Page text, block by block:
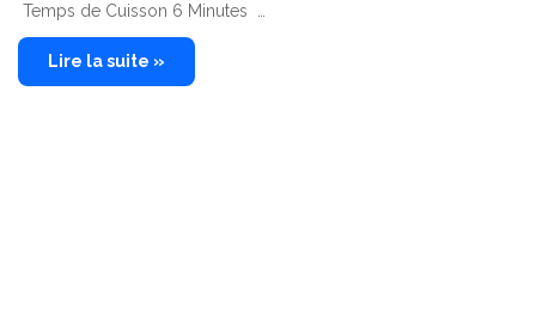
Temps de Cuisson 6 Minutes …
Lire la suite »